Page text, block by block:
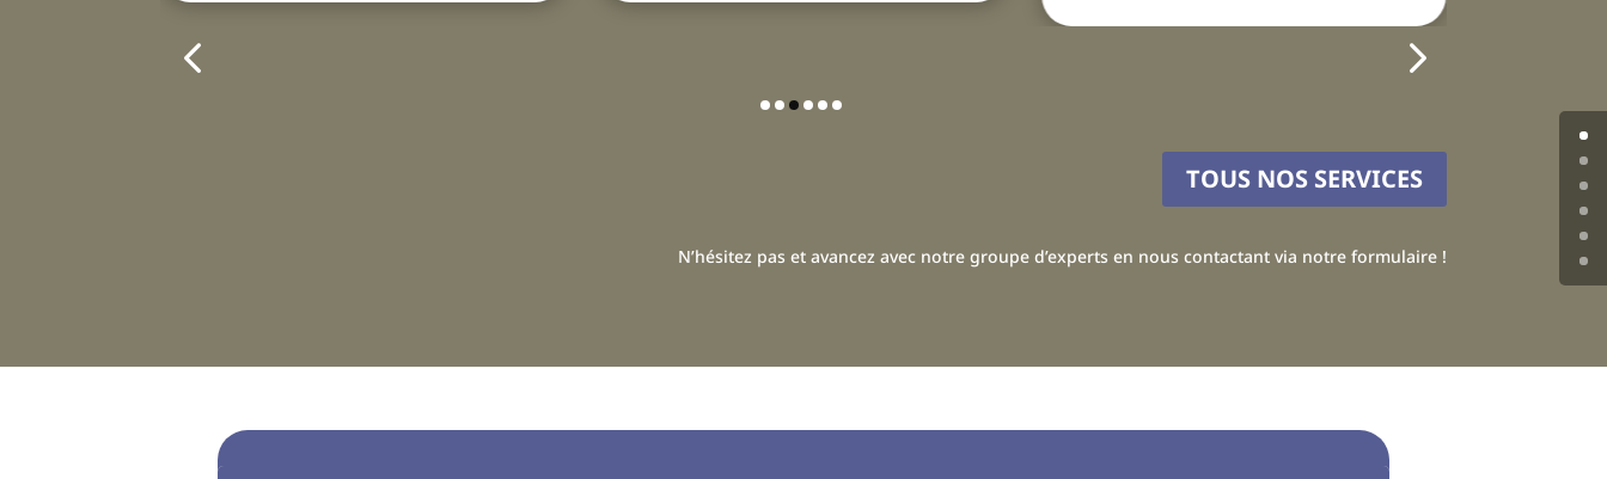
TOUS NOS SERVICES
N’hésitez pas et avancez avec notre groupe d’experts en nous contactant via notre formulaire !